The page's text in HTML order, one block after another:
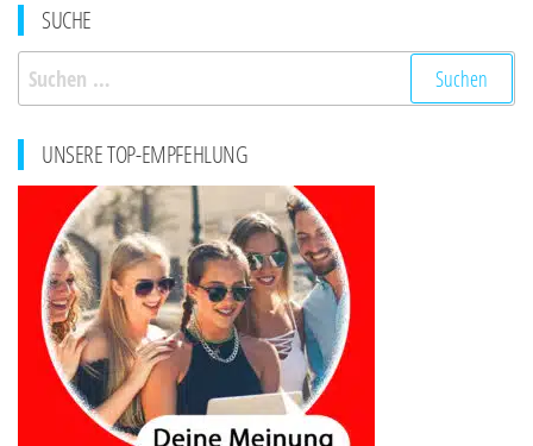
SUCHE
Suchen
nach:
UNSERE TOP-EMPFEHLUNG